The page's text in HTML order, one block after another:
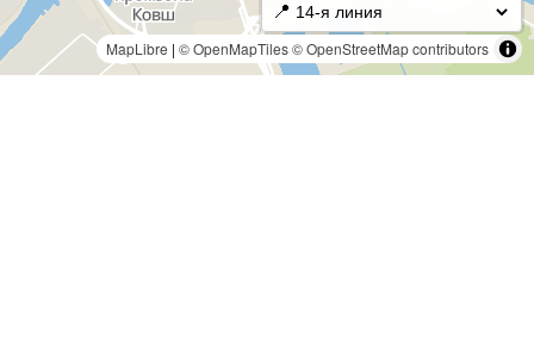
MapLibre | © OpenMapTiles© OpenStreetMap contributors
📍